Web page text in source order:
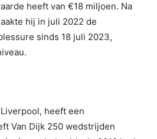
heeft van €18 miljoen. Na
hij in juli 2022 de
sinds 18 juli 2023,
heeft een
Van Dijk 250 wedstrijden